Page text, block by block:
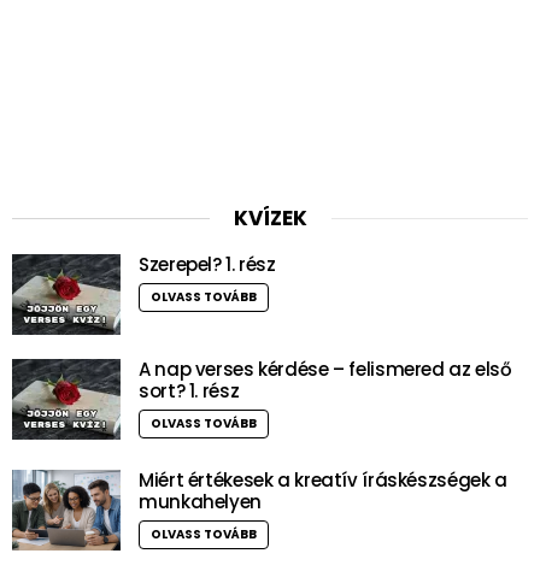
KVÍZEK
Szerepel? 1. rész
OLVASS TOVÁBB
A nap verses kérdése – felismered az első
sort? 1. rész
OLVASS TOVÁBB
Miért értékesek a kreatív íráskészségek a
munkahelyen
OLVASS TOVÁBB